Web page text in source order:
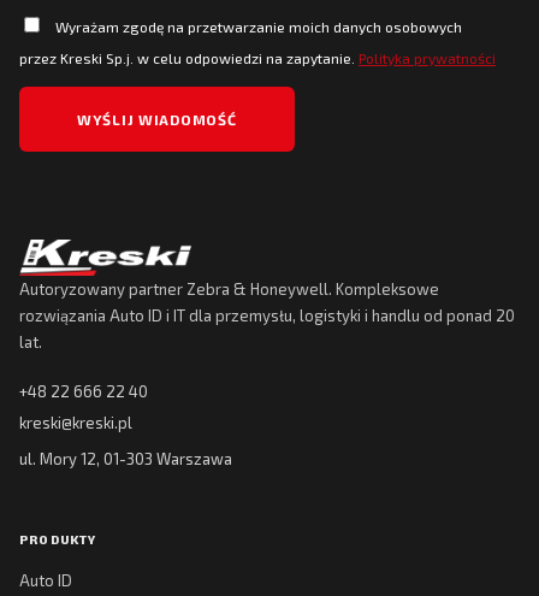
Wyrażam zgodę na przetwarzanie moich danych osobowych
przez Kreski Sp.j. w celu odpowiedzi na zapytanie. Polityka prywatności
Autoryzowany partner Zebra & Honeywell. Kompleksowe
rozwiązania Auto ID i IT dla przemysłu, logistyki i handlu od ponad 20
lat.
+48 22 666 22 40
kreski@kreski.pl
ul. Mory 12, 01-303 Warszawa
PRODUKTY
Auto ID